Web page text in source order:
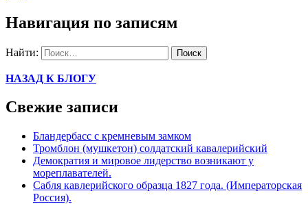
Навигация по записям
Найти:
НАЗАД К БЛОГУ
Свежие записи
Бландербасс с кремневым замком
Тромблон (мушкетон) солдатский кавалерийский
Демократия и мировое лидерство возникают у
мореплавателей.
Сабля кавлерийского образца 1827 года. (Императорская
Россия).